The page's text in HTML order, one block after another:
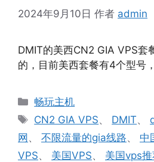
2024年9月10日 作者 admin
DMIT的美西CN2 GIA VPS套
的，目前美西套餐有4个型
分
类
畅玩主机
标
签
CN2 GIA VPS、 DMIT、
网、 不限流量的gia线路、 中
VPS、 美国VPS、 美国vps